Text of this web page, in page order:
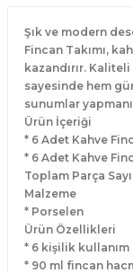
Şık ve modern
Fincan Takımı,
kazandırır.
sayesinde hem
sunumlar
Ürün İçeriği
* 6 Adet Kahve
* 6 Adet Kahve
Toplam Parça
Malzeme
* Porselen
Ürün Özellikleri
* 6 kişilik
* 90 ml fincan